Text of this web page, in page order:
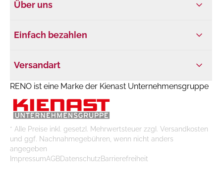
Über uns
Einfach bezahlen
Versandart
RENO ist eine Marke der Kienast Unternehmensgruppe
* Alle Preise inkl. gesetzl. Mehrwertsteuer zzgl. Versandkosten
und ggf. Nachnahmegebühren, wenn nicht anders
angegeben
ImpressumAGBDatenschutzBarrierefreiheit